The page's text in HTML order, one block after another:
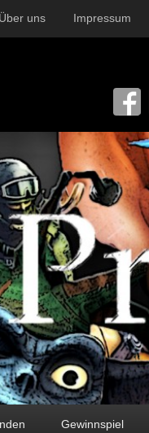
Über uns Impressum
Gewinnspiel